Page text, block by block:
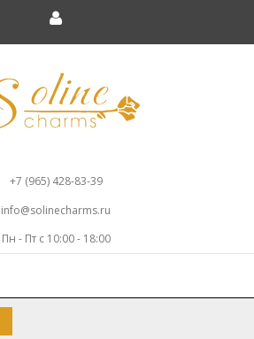
+7 (965) 428-83-39
info@solinecharms.ru
Пн - Пт с 10:00 - 18:00